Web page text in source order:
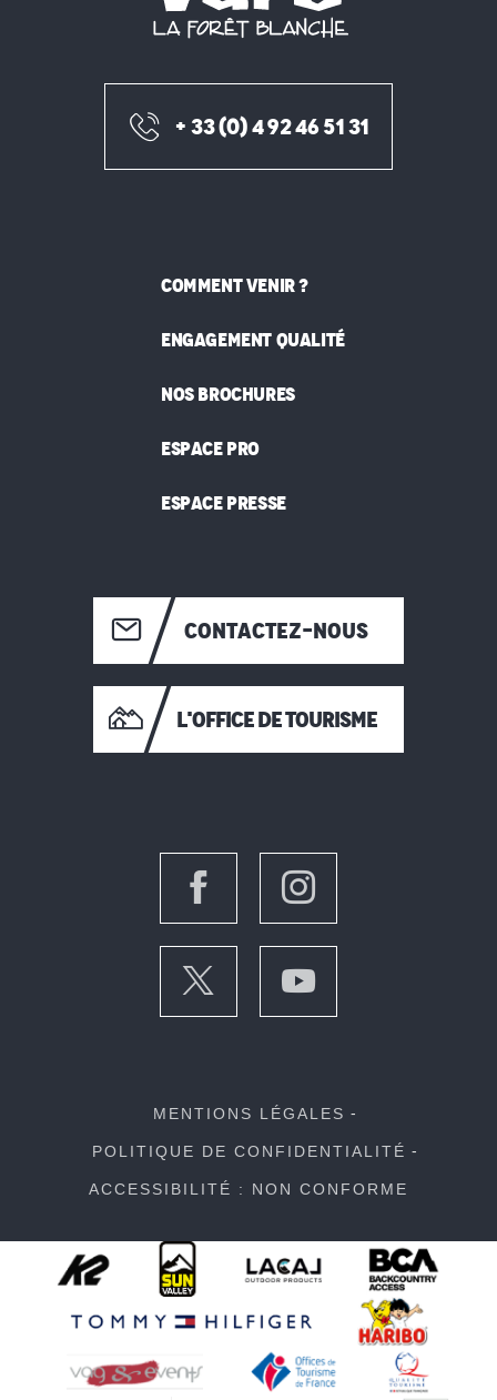
+ 33 (0) 4 92 46 51 31
COMMENT VENIR ?
ENGAGEMENT QUALITÉ
NOS BROCHURES
ESPACE PRO
ESPACE PRESSE
CONTACTEZ-NOUS
L'OFFICE DE TOURISME
MENTIONS LÉGALES
POLITIQUE DE CONFIDENTIALITÉ
ACCESSIBILITÉ : NON CONFORME